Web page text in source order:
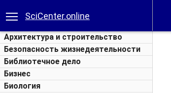
SciCenter.online
Архитектура и строительство
Безопасность жизнедеятельности
Библиотечное дело
Бизнес
Биология